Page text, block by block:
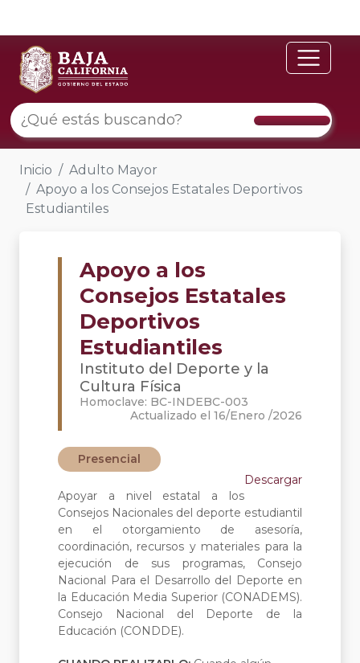
Inicio
Adulto Mayor
Apoyo a los Consejos Estatales Deportivos
Estudiantiles
Apoyo a los
Consejos Estatales
Deportivos
Estudiantiles
Instituto del Deporte y la
Cultura Física
Homoclave: BC-INDEBC-003
Actualizado el 16/Enero /2026
Presencial
Descargar
Apoyar a nivel estatal a los
Consejos Nacionales del deporte estudiantil
en el otorgamiento de asesoría,
coordinación, recursos y materiales para la
ejecución de sus programas, Consejo
Nacional Para el Desarrollo del Deporte en
la Educación Media Superior (CONADEMS).
Consejo Nacional del Deporte de la
Educación (CONDDE).